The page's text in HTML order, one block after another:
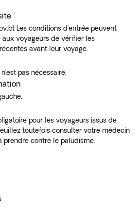
Les conditions d’entrée peuvent
voyageurs de vérifier les
avant leur voyage.
pas nécessaire.
pour les voyageurs issus de
toutefois consulter votre médecin
prendre contre le paludisme.